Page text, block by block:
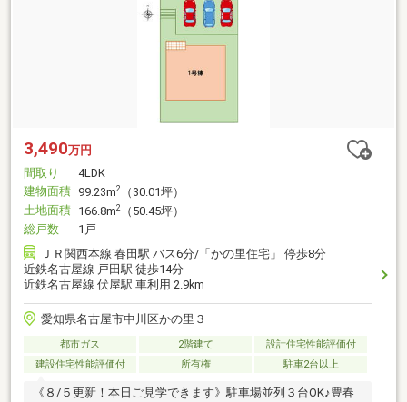
3,490万円
間取り
4LDK
建物面積 99.23m2
（30.01坪）
土地面積 166.8m2
（50.45坪）
総戸数
1戸
ＪＲ関西本線 春田駅 バス6分/「かの里住宅」 停歩8分
近鉄名古屋線 戸田駅 徒歩14分
近鉄名古屋線 伏屋駅 車利用 2.9km
愛知県名古屋市中川区かの里３
都市ガス 2階建て
設計住宅性能評価付
建設住宅性能評価付
所有権 駐車2台以上
《８/５更新！本日ご見学できます》駐車場並列３台OK♪豊春